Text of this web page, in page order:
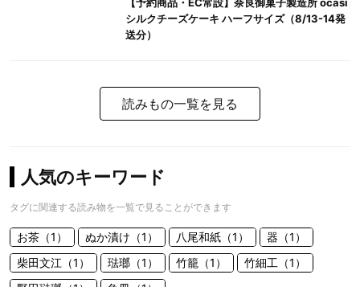
シルクチーズケーキ ハーフサイズ（8/13-14発
送分）
読みもの一覧を見る
人気のキーワード
タグに関連する読み物を一覧で見ることができます
お茶（1） ぬか漬け（1） 八尾和紙（1）
器（1）
柴田文江（1）
琺瑯（1） 竹籠（1）
竹細工（1）